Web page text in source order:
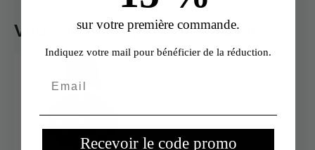
Vous aimerez peut-être aussi…
sur votre première commande.
Indiquez votre mail pour bénéficier de la réduction.
Recevoir le code promo